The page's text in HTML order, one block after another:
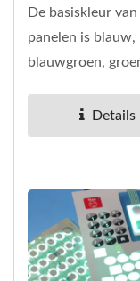
De basiskleur van
panelen is blauw,
blauwgroen,
verscheidenheid...
Details